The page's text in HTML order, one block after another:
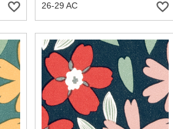
26-29 AC